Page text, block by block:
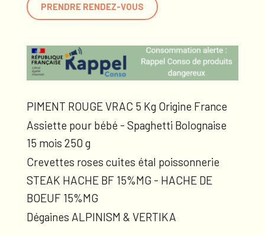
PRENDRE RENDEZ-VOUS
PIMENT ROUGE VRAC 5 Kg Origine France
Assiette pour bébé - Spaghetti Bolognaise
15 mois 250 g
Crevettes roses cuites étal poissonnerie
STEAK HACHE BF 15%MG - HACHE DE
BOEUF 15%MG
Dégaines ALPINISM & VERTIKA